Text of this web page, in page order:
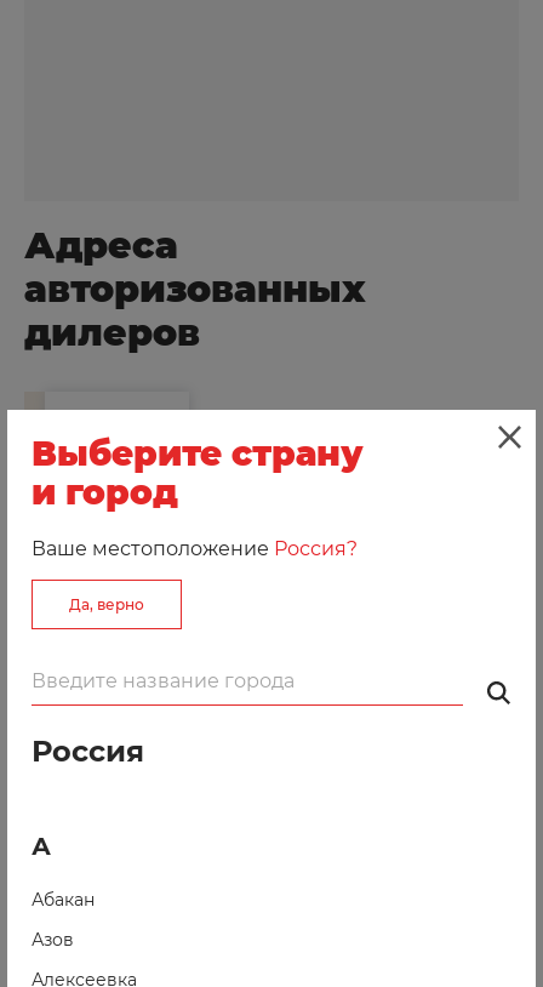
Адреса
авторизованных
дилеров
Мир швейных машин
Могилев, ул. Ленинская, 41, ТЦ «АЛИСА», 2 этаж
+375 (29) 657-52-06
Выберите страну
и город
Ваше местоположение Россия?
Да, верно
Россия
А
Абакан
Азов
Алексеевка